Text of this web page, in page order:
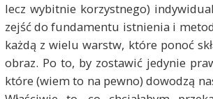
lecz wybitnie korzystnego)
zejść do fundamentu istnienia i
każdą z wielu warstw, które ponoć
obraz. Po to, by zostawić jedynie
które (wiem to na pewno) dowodzą